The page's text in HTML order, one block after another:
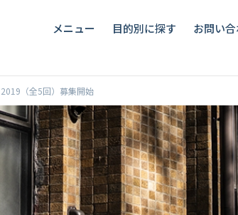
メニュー 目的別に探す お問い
（全5回）募集開始